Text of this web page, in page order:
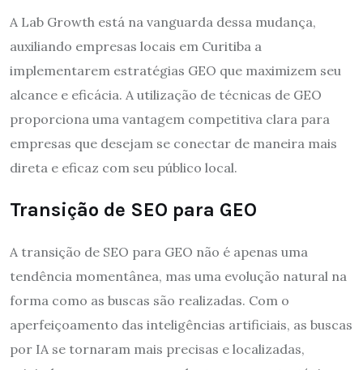
A Lab Growth está na vanguarda dessa mudança,
auxiliando empresas locais em Curitiba a
implementarem estratégias GEO que maximizem seu
alcance e eficácia. A utilização de técnicas de GEO
proporciona uma vantagem competitiva clara para
empresas que desejam se conectar de maneira mais
direta e eficaz com seu público local.
Transição de SEO para GEO
A transição de SEO para GEO não é apenas uma
tendência momentânea, mas uma evolução natural na
forma como as buscas são realizadas. Com o
aperfeiçoamento das inteligências artificiais, as buscas
por IA se tornaram mais precisas e localizadas,